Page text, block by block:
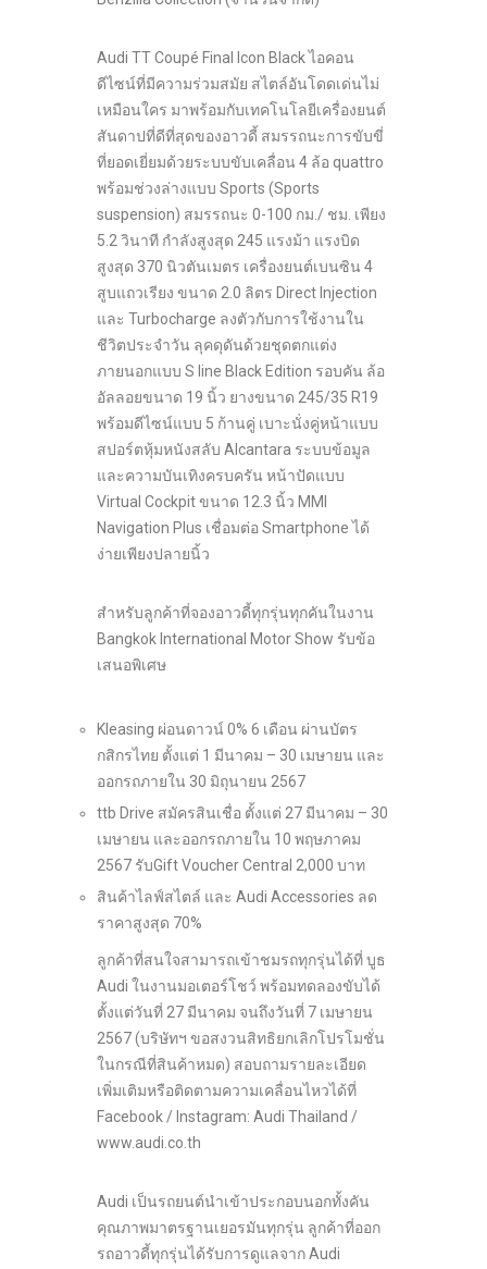
Audi TT Coupé Final Icon Black ไอคอน
ดีไซน์ที่มีความร่วมสมัย สไตล์อันโดดเด่นไม่
เหมือนใคร มาพร้อมกับเทคโนโลยีเครื่องยนต์
สันดาปที่ดีที่สุดของอาวดี้ สมรรถนะการขับขี่
ที่ยอดเยี่ยมด้วยระบบขับเคลื่อน 4 ล้อ quattro
พร้อมช่วงล่างแบบ Sports (Sports
suspension) สมรรถนะ 0-100 กม./ ชม. เพียง
5.2 วินาที กำลังสูงสุด 245 แรงม้า แรงบิด
สูงสุด 370 นิวตันเมตร เครื่องยนต์เบนซิน 4
สูบแถวเรียง ขนาด 2.0 ลิตร Direct Injection
และ Turbocharge ลงตัวกับการใช้งานใน
ชีวิตประจำวัน ลุคดุดันด้วยชุดตกแต่ง
ภายนอกแบบ S line Black Edition รอบคัน ล้อ
อัลลอยขนาด 19 นิ้ว ยางขนาด 245/35 R19
พร้อมดีไซน์แบบ 5 ก้านคู่ เบาะนั่งคู่หน้าแบบ
สปอร์ตหุ้มหนังสลับ Alcantara ระบบข้อมูล
และความบันเทิงครบครัน หน้าปัดแบบ
Virtual Cockpit ขนาด 12.3 นิ้ว MMI
Navigation Plus เชื่อมต่อ Smartphone ได้
ง่ายเพียงปลายนิ้ว
สำหรับลูกค้าที่จองอาวดี้ทุกรุ่นทุกคันในงาน
Bangkok International Motor Show รับข้อ
เสนอพิเศษ
Kleasing ผ่อนดาวน์ 0% 6 เดือน ผ่านบัตร
กสิกรไทย ตั้งแต่ 1 มีนาคม – 30 เมษายน และ
ออกรถภายใน 30 มิถุนายน 2567
ttb Drive สมัครสินเชื่อ ตั้งแต่ 27 มีนาคม – 30
เมษายน และออกรถภายใน 10 พฤษภาคม
2567 รับGift Voucher Central 2,000 บาท
สินค้าไลฟ์สไตล์ และ Audi Accessories ลด
ราคาสูงสุด 70%
ลูกค้าที่สนใจสามารถเข้าชมรถทุกรุ่นได้ที่ บูธ
Audi ในงานมอเตอร์โชว์ พร้อมทดลองขับได้
ตั้งแต่วันที่ 27 มีนาคม จนถึงวันที่ 7 เมษายน
2567 (บริษัทฯ ขอสงวนสิทธิยกเลิกโปรโมชั่น
ในกรณีที่สินค้าหมด) สอบถามรายละเอียด
เพิ่มเติมหรือติดตามความเคลื่อนไหวได้ที่
Facebook / Instagram: Audi Thailand /
www.audi.co.th
Audi เป็นรถยนต์นำเข้าประกอบนอกทั้งคัน
คุณภาพมาตรฐานเยอรมันทุกรุ่น ลูกค้าที่ออก
รถอาวดี้ทุกรุ่นได้รับการดูแลจาก Audi